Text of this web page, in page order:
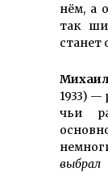
нём, а
так
станет
1933) —
чьи
выбрал